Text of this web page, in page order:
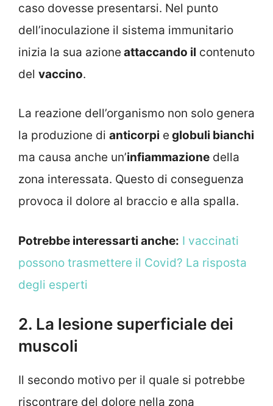
caso dovesse presentarsi. Nel punto
dell’inoculazione il sistema immunitario
inizia la sua azione attaccando il contenuto
del vaccino.
La reazione dell’organismo non solo genera
la produzione di anticorpi e globuli bianchi
ma causa anche un’infiammazione della
zona interessata. Questo di conseguenza
provoca il dolore al braccio e alla spalla.
Potrebbe interessarti anche: I vaccinati
possono trasmettere il Covid? La risposta
degli esperti
2. La lesione superficiale dei
muscoli
Il secondo motivo per il quale si potrebbe
riscontrare del dolore nella zona